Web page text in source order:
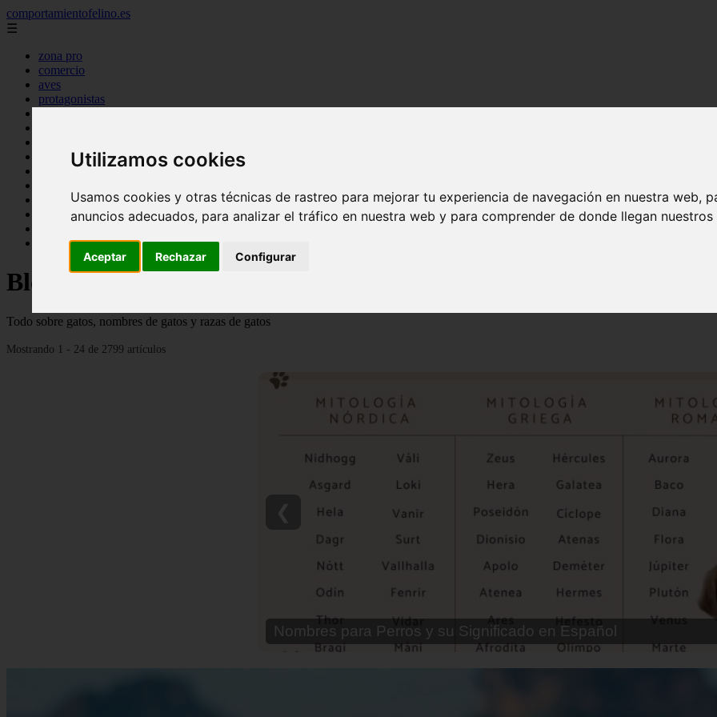
Utilizamos cookies
Usamos cookies y otras técnicas de rastreo para mejorar tu experiencia de navegación en nuestra web,
anuncios adecuados, para analizar el tráfico en nuestra web y para comprender de donde llegan
Aceptar Rechazar Configurar
comportamientofelino.es
☰
zona pro
comercio
aves
protagonistas
articulos
canal tv
novedades
tablon de anuncios
zona pro
Blog sobre gatos
Todo sobre gatos, nombres de gatos y razas de gatos
Mostrando 1 - 24 de 2799 artículos
Nombres para Perros Machos con Manchas Negras